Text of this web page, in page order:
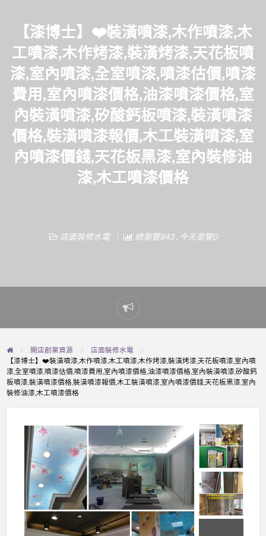
【漆博士】❤️裝潢噴漆,木作噴漆,木
工噴漆,木作烤漆,裝潢烤漆,天花板噴
漆,室內噴漆,全室噴漆,噴漆估價,噴漆
費用,室內噴漆價格,油漆噴漆價格,室
內裝潢噴漆,矽酸鈣板噴漆,裝潢噴漆
價格,裝潢噴漆報價,木工裝潢噴漆,室
內噴漆價錢,天花板黑漆,室內裝修油
漆,木工噴漆價格
店面裝修水電 總瀏覽843 , 今天瀏覽0
Report
problem
開店創業資源
店面裝修水電
【漆博士】❤️裝潢噴漆,木作噴漆,木工噴漆,木作烤漆,裝潢烤漆,天花板噴漆,室內噴
漆,全室噴漆,噴漆估價,噴漆費用,室內噴漆價格,油漆噴漆價格,室內裝潢噴漆,矽酸鈣
板噴漆,裝潢噴漆價格,裝潢噴漆報價,木工裝潢噴漆,室內噴漆價錢,天花板黑漆,室內
裝修油漆,木工噴漆價格